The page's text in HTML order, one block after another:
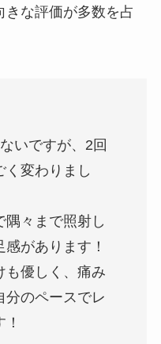
きな評価が多数を占
いですが、2回
く変わりまし
隅々まで照射し
があります！
も優しく、痛み
分のペースでレ